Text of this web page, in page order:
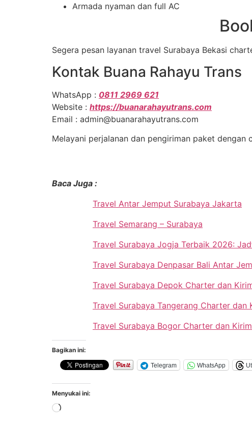
Armada nyaman dan full AC
Segera pesan layanan travel Surabaya Bekasi
Kontak Buana Rahayu Trans
WhatsApp : 0811 2969 621
Website : https://buanarahayutrans.com
Email : admin@buanarahayutrans.com
Melayani perjalanan dan pengiriman paket dengan
Baca Juga :
Travel Antar Jemput Surabaya Jakarta
Travel Semarang – Surabaya
Travel Surabaya Jogja Terbaik 2026:
Travel Surabaya Denpasar Bali Antar
Travel Surabaya Depok Charter dan
Travel Surabaya Tangerang Charter dan
Travel Surabaya Bogor Charter dan
Bagikan ini:
Telegram WhatsApp
Menyukai ini: